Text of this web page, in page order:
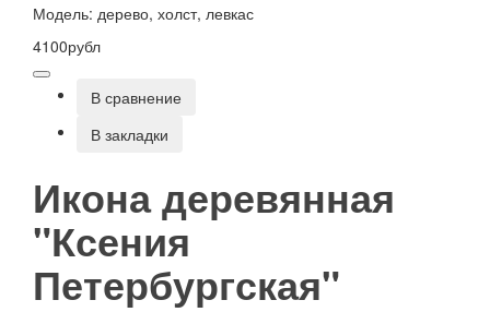
Модель: дерево, холст, левкас
4100рубл
В сравнение
В закладки
Икона деревянная
"Ксения
Петербургская"